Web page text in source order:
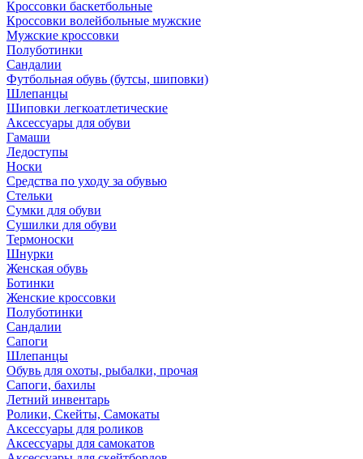
Кроссовки баскетбольные
Кроссовки волейбольные мужские
Мужские кроссовки
Полуботинки
Сандалии
Футбольная обувь (бутсы, шиповки)
Шлепанцы
Шиповки легкоатлетические
Аксессуары для обуви
Гамаши
Ледоступы
Носки
Средства по уходу за обувью
Стельки
Сумки для обуви
Сушилки для обуви
Термоноски
Шнурки
Женская обувь
Ботинки
Женские кроссовки
Полуботинки
Сандалии
Сапоги
Шлепанцы
Обувь для охоты, рыбалки, прочая
Сапоги, бахилы
Летний инвентарь
Ролики, Скейты, Самокаты
Аксессуары для роликов
Аксессуары для самокатов